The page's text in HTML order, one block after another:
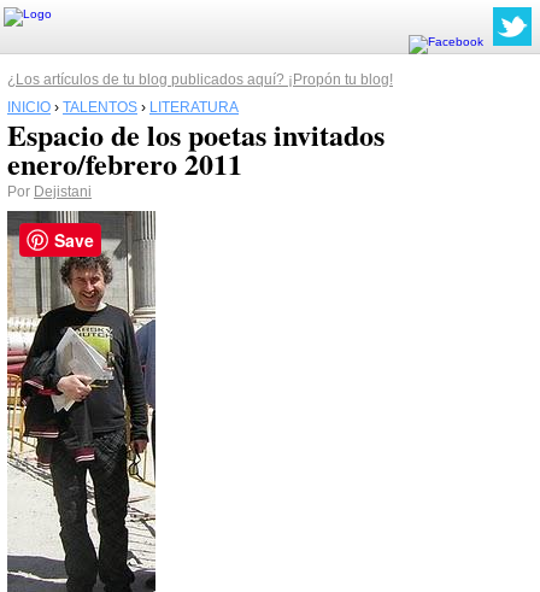
¿Los artículos de tu blog publicados aquí? ¡Propón tu blog!
INICIO › TALENTOS › LITERATURA
Espacio de los poetas invitados
enero/febrero 2011
Por Dejistani
Save